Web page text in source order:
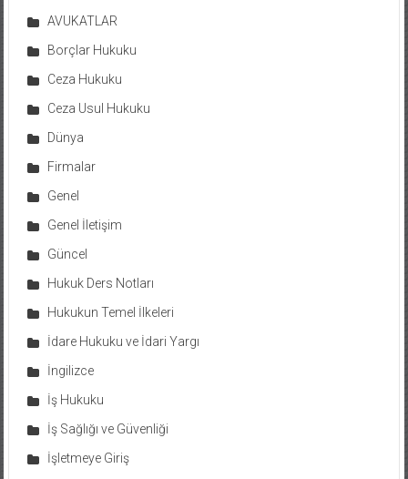
AVUKATLAR
Borçlar Hukuku
Ceza Hukuku
Ceza Usul Hukuku
Dünya
Firmalar
Genel
Genel İletişim
Güncel
Hukuk Ders Notları
Hukukun Temel İlkeleri
İdare Hukuku ve İdari Yargı
İngilizce
İş Hukuku
İş Sağlığı ve Güvenliği
İşletmeye Giriş